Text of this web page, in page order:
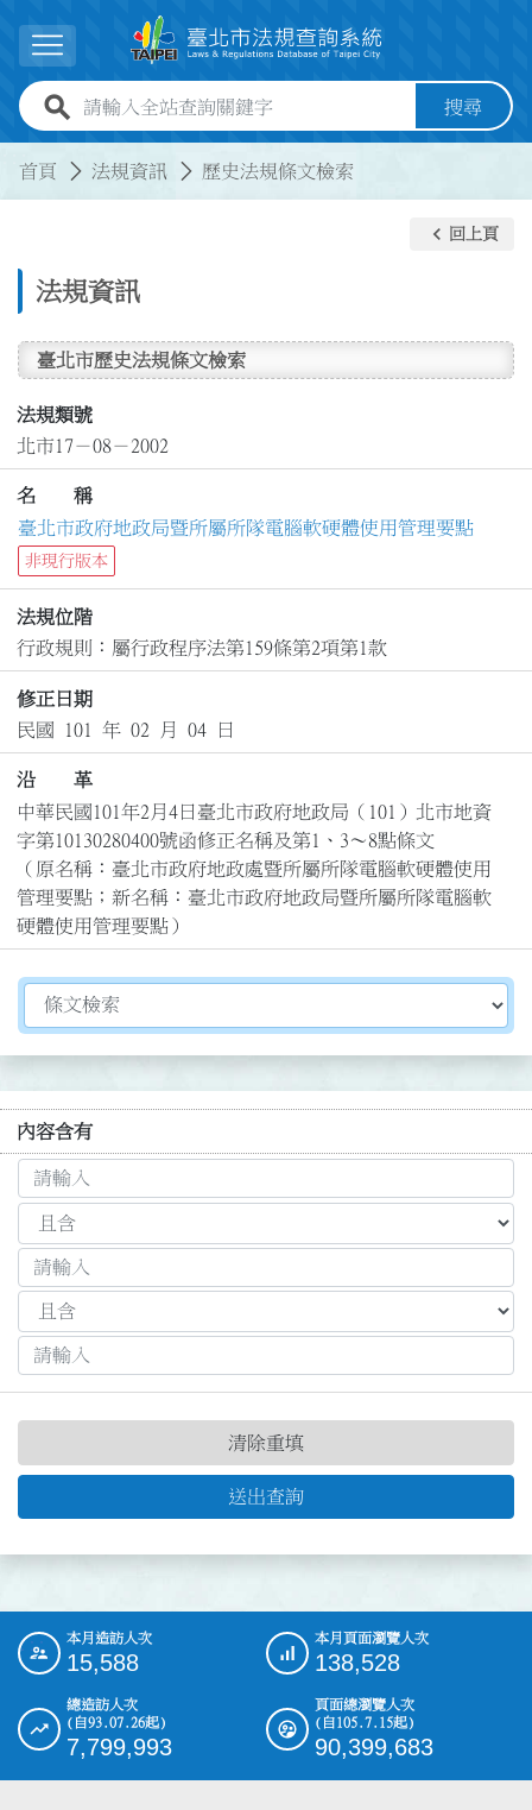
展開選單
全站查詢關鍵字欄位 搜尋
首頁 法規資訊 歷史法規條文檢索
法規資訊
keyboard_arrow_left 回上頁
臺北市歷史法規條文檢索
法規類號
北市17－08－2002
名 稱
臺北市政府地政局暨所屬所隊電腦軟硬體使用管理要點
非現行版本
法規位階
行政規則：屬行政程序法第159條第2項第1款
修正日期
民國 101 年 02 月 04 日
沿 革
中華民國101年2月4日臺北市政府地政局（101）北市地資
字第10130280400號函修正名稱及第1、3～8點條文
（原名稱：臺北市政府地政處暨所屬所隊電腦軟硬體使用
管理要點；新名稱：臺北市政府地政局暨所屬所隊電腦軟
硬體使用管理要點）
切換選擇法規資訊內容
內容含有
送出查詢
清除重填
::: 本月造訪人次
15,588
本月頁面瀏覽人次
138,528
總造訪人次
(自93.07.26起)
7,799,993
頁面總瀏覽人次
(自105.7.15起)
90,399,683